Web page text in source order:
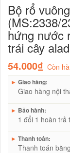
Bộ rổ
(MS:2338/
hứng nước
trái cây
54.000₫ Còn
► Giao hàng:
Giao hàng nội
► Bảo hành:
1 đổi 1 hoàn trả
► Thanh toán:
Thanh toán